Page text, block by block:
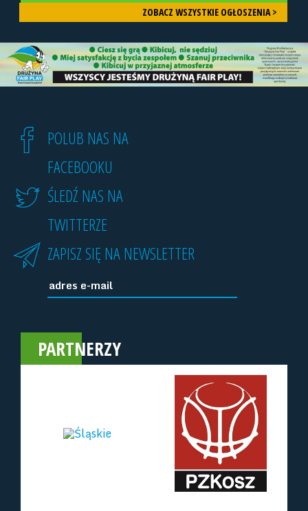
ZOBACZ WSZYSTKIE OGŁOSZENIA >
POLUB NAS NA
FACEBOOKU
ŚLEDŹ NAS NA
TWITTERZE
ZAPISZ SIĘ NA NEWSLETTER
PARTNERZY